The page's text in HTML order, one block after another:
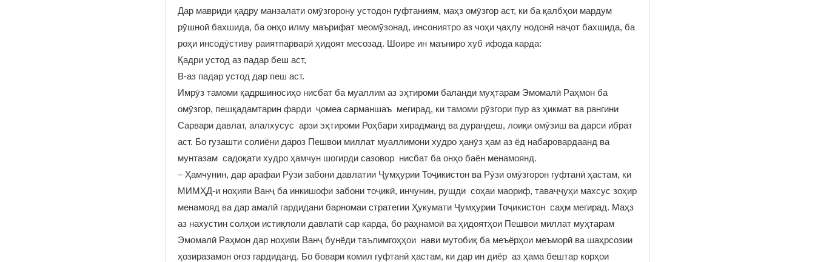
Дар мавриди қадру манзалати омӯзгорону устодон гуфтаниям, маҳз омӯзгор аст, ки ба қалбҳои мардум
рӯшноӣ бахшида, ба онҳо илму маърифат меомӯзонад, инсониятро аз чоҳи ҷаҳлу нодонӣ наҷот бахшида, ба
роҳи инсодӯстиву раиятпарварӣ ҳидоят месозад. Шоире ин маъниро хуб ифода карда:
Қадри устод аз падар беш аст,
В-аз падар устод дар пеш аст.
Имрӯз тамоми қадршиносиҳо нисбат ба муаллим аз эҳтироми баланди муҳтарам Эмомалӣ Раҳмон ба
омӯзгор, пешқадамтарин фарди ҷомеа сарманшаъ мегирад, ки тамоми рӯзгори пур аз ҳикмат ва рангини
Сарвари давлат, алалхусус арзи эҳтироми Роҳбари хирадманд ва дурандеш, лоиқи омӯзиш ва дарси ибрат
аст. Бо гузашти солиёни дароз Пешвои миллат муаллимони худро ҳанӯз ҳам аз ёд набаровардаанд ва
мунтазам садоқати худро ҳамчун шогирди сазовор нисбат ба онҳо баён менамоянд.
– Ҳамчунин, дар арафаи Рӯзи забони давлатии Ҷумҳурии Тоҷикистон ва Рӯзи омӯзгорон гуфтанӣ ҳастам, ки
МИМҲД-и ноҳияи Ванҷ ба инкишофи забони тоҷикӣ, инчунин, рушди соҳаи маориф, таваҷҷуҳи махсус зоҳир
менамояд ва дар амалӣ гардидани барномаи стратегии Ҳукумати Ҷумҳурии Тоҷикистон саҳм мегирад. Маҳз
аз нахустин солҳои истиқлоли давлатӣ сар карда, бо раҳнамоӣ ва ҳидоятҳои Пешвои миллат муҳтарам
Эмомалӣ Раҳмон дар ноҳияи Ванҷ бунёди таълимгоҳҳои нави мутобиқ ба меъёрҳои меъморӣ ва шаҳрсозии
ҳозиразамон оғоз гардиданд. Бо бовари комил гуфтанӣ ҳастам, ки дар ин диёр аз ҳама бештар корҳои